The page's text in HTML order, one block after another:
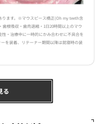
ります。※マウスピース橋正(Oh my teeth含
根吸収・歯肉退縮・1日20時間以上のマウ
・治療中に一時的にかみ合わせに不具合を
を装着、リテーナー期間以降は就寝時の装
る